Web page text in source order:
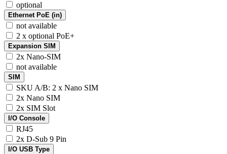
optional
Ethernet PoE (in)
not available
2 x optional PoE+
Expansion SIM
2x Nano-SIM
not available
SIM
SKU A/B: 2 x Nano SIM
2x Nano SIM
2x SIM Slot
I/O Console
RJ45
2x D-Sub 9 Pin
I/O USB Type